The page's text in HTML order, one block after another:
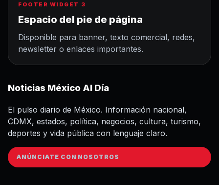
FOOTER WIDGET 3
Espacio del pie de página
Disponible para banner, texto comercial, redes,
newsletter o enlaces importantes.
Noticias México Al Día
El pulso diario de México. Información nacional,
CDMX, estados, política, negocios, cultura, turismo,
deportes y vida pública con lenguaje claro.
ANÚNCIATE CON NOSOTROS